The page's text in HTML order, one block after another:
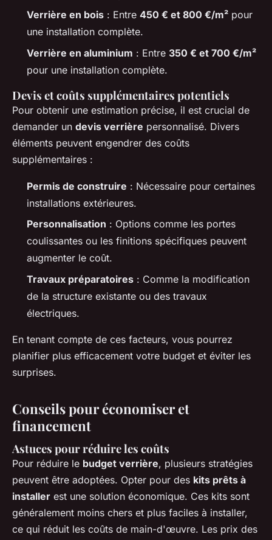
Verrière en bois : Entre 450 € et 800 €/m² pour
une installation complète.
Verrière en aluminium : Entre 350 € et 700 €/m²
pour une installation complète.
Devis et coûts supplémentaires potentiels
Pour obtenir une estimation précise, il est crucial de
demander un devis verrière personnalisé. Divers
éléments peuvent engendrer des coûts
supplémentaires :
Permis de construire : Nécessaire pour certaines
installations extérieures.
Personnalisation : Options comme les portes
coulissantes ou les finitions spécifiques peuvent
augmenter le coût.
Travaux préparatoires : Comme la modification
de la structure existante ou des travaux
électriques.
En tenant compte de ces facteurs, vous pourrez
planifier plus efficacement votre budget et éviter les
surprises.
Conseils pour économiser et
financement
Astuces pour réduire les coûts
Pour réduire le budget verrière, plusieurs stratégies
peuvent être adoptées. Opter pour des kits prêts à
installer est une solution économique. Ces kits sont
généralement moins chers et plus faciles à installer,
ce qui réduit les coûts de main-d'œuvre. Les prix des